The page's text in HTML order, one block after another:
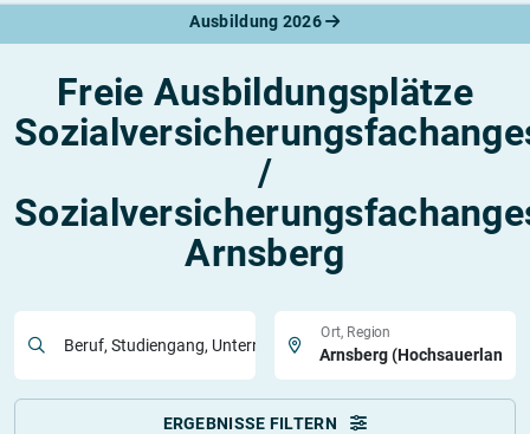
Ausbildung 2026
Freie Ausbildungsplätze
/
Arnsberg
Beruf, Studiengang, Unternehmen
Ort, Region
ERGEBNISSE FILTERN